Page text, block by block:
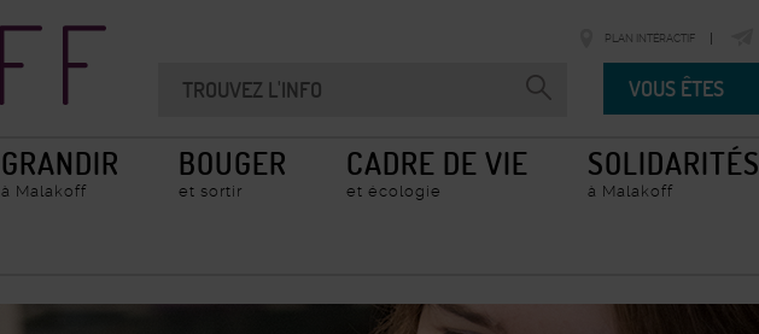
PLAN INTÉRACTIF
Vous
VOUS ÊTES
GRANDIR
à Malakoff
BOUGER
et sortir
CADRE DE VIE
et écologie
SOLIDARITÉS
à Malakoff